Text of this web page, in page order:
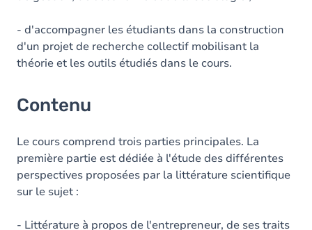
- d'accompagner les étudiants dans la construction
d'un projet de recherche collectif mobilisant la
théorie et les outils étudiés dans le cours.
Contenu
Le cours comprend trois parties principales. La
première partie est dédiée à l'étude des différentes
perspectives proposées par la littérature scientifique
sur le sujet :
- Littérature à propos de l'entrepreneur, de ses traits